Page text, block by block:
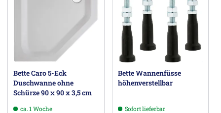
Bette Caro 5-Eck
Duschwanne ohne
Schürze 90 x 90 x 3,5 cm
ca. 1 Woche
Bette Wannenfüsse
höhenverstellbar
Sofort lieferbar